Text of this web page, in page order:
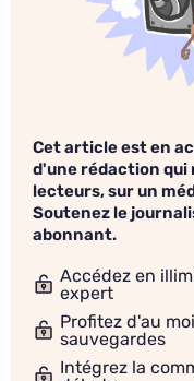
Cet article est en
d'une rédaction qui
lecteurs, sur un
Soutenez le
abonnant.
Accédez en
expert
Profitez d'au
sauvegardes
Intégrez la